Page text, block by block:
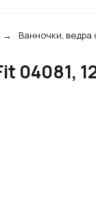
Ванночки, ведра
04081,